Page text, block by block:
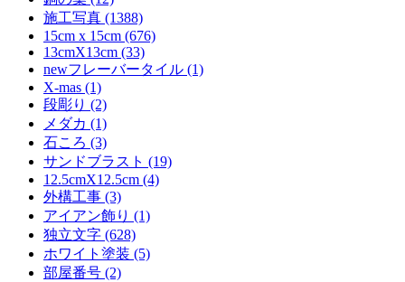
施工写真 (1388)
15cm x 15cm (676)
13cmX13cm (33)
newフレーバータイル (1)
X-mas (1)
段彫り (2)
メダカ (1)
石ころ (3)
サンドブラスト (19)
12.5cmX12.5cm (4)
外構工事 (3)
アイアン飾り (1)
独立文字 (628)
ホワイト塗装 (5)
部屋番号 (2)